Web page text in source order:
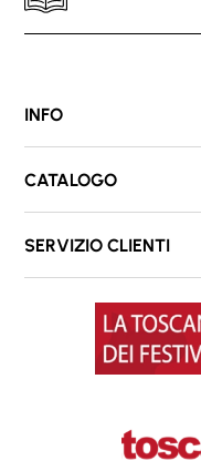
INFO
CATALOGO
SERVIZIO CLIENTI